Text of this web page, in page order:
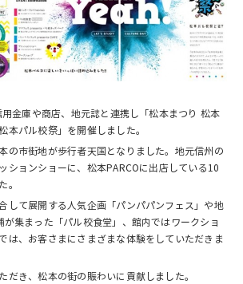
金庫や商店、地元誌と連携し「松本まつり 松本
本パル校祭」を開催しました。
の市街地が歩行者天国となりました。地元信州の
ションショーに、松本PARCOに出店している10
。
して展開する人気企画「パンパパンフェス」や地
集まった「パル校食堂」、館内ではワークショ
は、お客さまにさまざまな体験をしていただきま
だき、松本の街の賑わいに貢献しました。